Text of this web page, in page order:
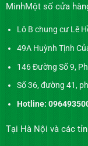
MinhMột số cửa
Lô B chung cư Lê
49A Huỳnh Tịnh
146 Đường Số 9,
Số 36, đường 41,
Hotline:
Tại Hà Nội và các